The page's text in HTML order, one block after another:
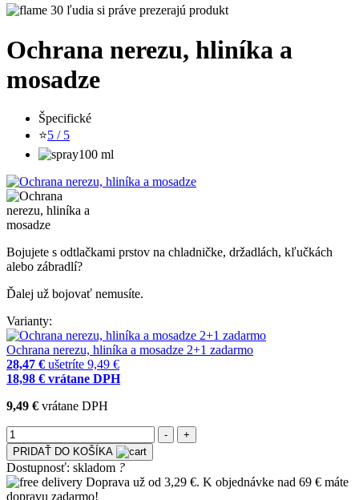
30 ľudia si práve prezerajú produkt
Ochrana nerezu, hliníka a
mosadze
Špecifické
⭐5 / 5
100 ml
Bojujete s odtlačkami prstov na chladničke, držadlách, kľučkách
alebo zábradlí?
Ďalej už bojovať nemusíte.
Varianty:
Ochrana nerezu, hliníka a mosadze 2+1 zadarmo
28,47 € ušetríte 9,49 €
18,98 € vrátane DPH
9,49 € vrátane DPH
PRIDAŤ DO KOŠÍKA
Dostupnosť: skladom ?
Doprava už od 3,29 €. K objednávke nad 69 € máte
dopravu zadarmo!